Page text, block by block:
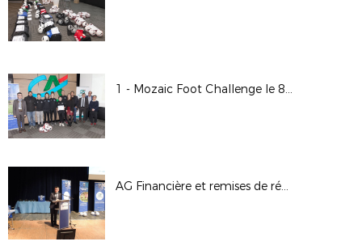
1 - Mozaic Foot Challenge le 8/12/17
AG Financière et remises de récompenses le 1/12/17 à Chauvigny